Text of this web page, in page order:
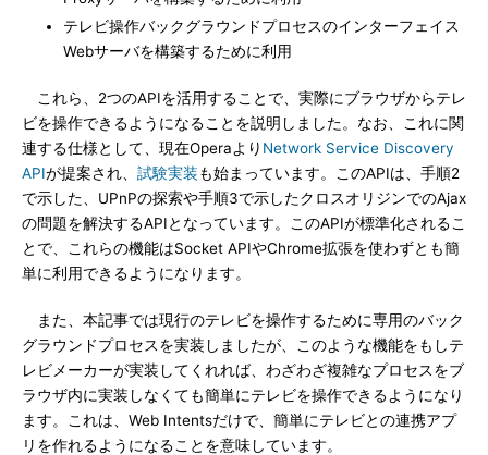
テレビ操作バックグラウンドプロセスのインターフェイス
Webサーバを構築するために利用
これら、2つのAPIを活用することで、実際にブラウザからテレ
ビを操作できるようになることを説明しました。なお、これに関
連する仕様として、現在Operaより Network Service Discovery
APIが提案され、 試験実装も始まっています。このAPIは、手順2
で示した、UPnPの探索や手順3で示したクロスオリジンでのAjax
の問題を解決するAPIとなっています。このAPIが標準化されるこ
とで、これらの機能はSocket APIやChrome拡張を使わずとも簡
単に利用できるようになります。
また、本記事では現行のテレビを操作するために専用のバック
グラウンドプロセスを実装しましたが、このような機能をもしテ
レビメーカーが実装してくれれば、わざわざ複雑なプロセスをブ
ラウザ内に実装しなくても簡単にテレビを操作できるようになり
ます。これは、Web Intentsだけで、簡単にテレビとの連携アプ
リを作れるようになることを意味しています。